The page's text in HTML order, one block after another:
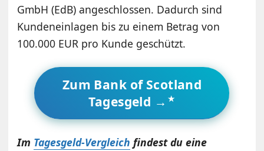
GmbH (EdB) angeschlossen. Dadurch sind
Kundeneinlagen bis zu einem Betrag von
100.000 EUR pro Kunde geschützt.
Zum Bank of Scotland
Tagesgeld →
Im Tagesgeld-Vergleich findest du eine